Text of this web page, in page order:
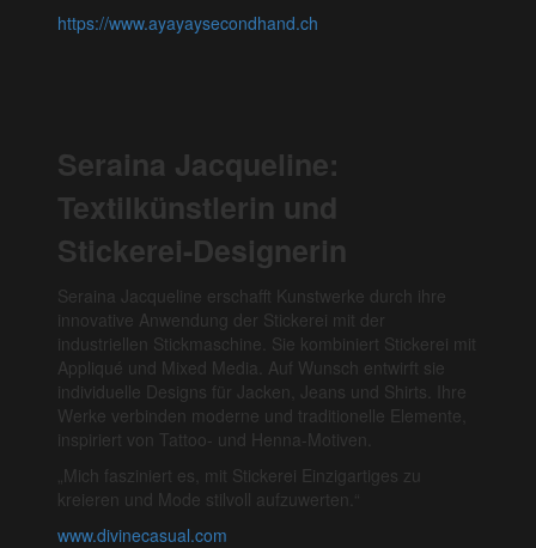
https://www.ayayaysecondhand.ch
Seraina Jacqueline:
Textilkünstlerin und
Stickerei-Designerin
Seraina Jacqueline erschafft Kunstwerke durch ihre
innovative Anwendung der Stickerei mit der
industriellen Stickmaschine. Sie kombiniert Stickerei mit
Appliqué und Mixed Media. Auf Wunsch entwirft sie
individuelle Designs für Jacken, Jeans und Shirts. Ihre
Werke verbinden moderne und traditionelle Elemente,
inspiriert von Tattoo- und Henna-Motiven.
„Mich fasziniert es, mit Stickerei Einzigartiges zu
kreieren und Mode stilvoll aufzuwerten.“
www.divinecasual.com